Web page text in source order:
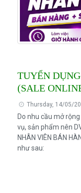
TUYỂN
(SALE
Thursday, 14/05/
Do nhu cầu mở
vụ, sản phẩm nên
NHÂN VIÊN BÁN
như sau: